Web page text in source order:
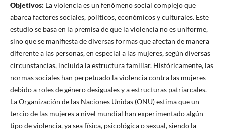
Objetivos: La violencia es un fenómeno social complejo que
abarca factores sociales, políticos, económicos y culturales. Este
estudio se basa en la premisa de que la violencia no es uniforme,
sino que se manifiesta de diversas formas que afectan de manera
diferente a las personas, en especial a las mujeres, según diversas
circunstancias, incluida la estructura familiar. Históricamente, las
normas sociales han perpetuado la violencia contra las mujeres
debido a roles de género desiguales y a estructuras patriarcales.
La Organización de las Naciones Unidas (ONU) estima que un
tercio de las mujeres a nivel mundial han experimentado algún
tipo de violencia, ya sea física, psicológica o sexual, siendo la